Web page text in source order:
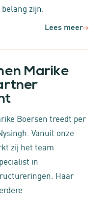
zijn.
Lees meer
Marike
Boersen treedt per
Vanuit onze
zij het team
in
Haar